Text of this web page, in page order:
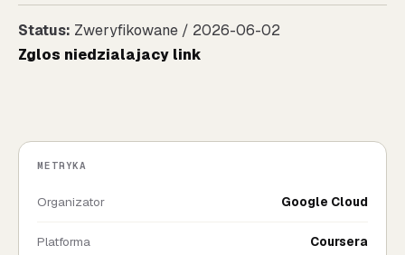
Status: Zweryfikowane / 2026-06-02
Zglos niedzialajacy link
METRYKA
Organizator Google Cloud
Platforma Coursera